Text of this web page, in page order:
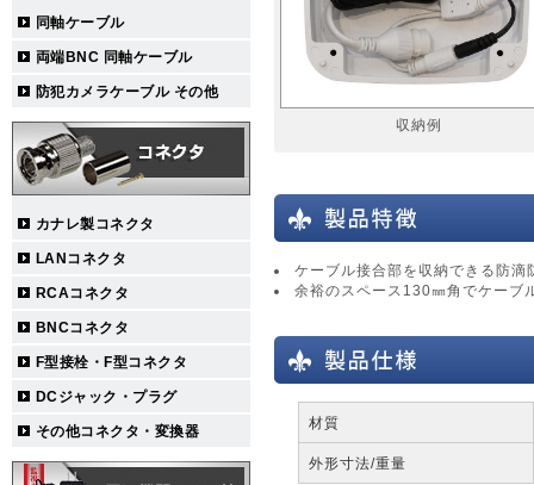
同軸ケーブル
両端BNC 同軸ケーブル
防犯カメラケーブル その他
カナレ製コネクタ
LANコネクタ
RCAコネクタ
BNCコネクタ
F型接栓・F型コネクタ
DCジャック・プラグ
その他コネクタ・変換器
収納例
ケーブル接合部を収納できる防
余裕のスペース130㎜角でケーブ
材質
外形寸法/重量